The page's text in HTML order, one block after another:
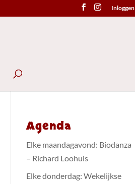
Inloggen
Agenda
Elke maandagavond: Biodanza
– Richard Loohuis
Elke donderdag: Wekelijkse